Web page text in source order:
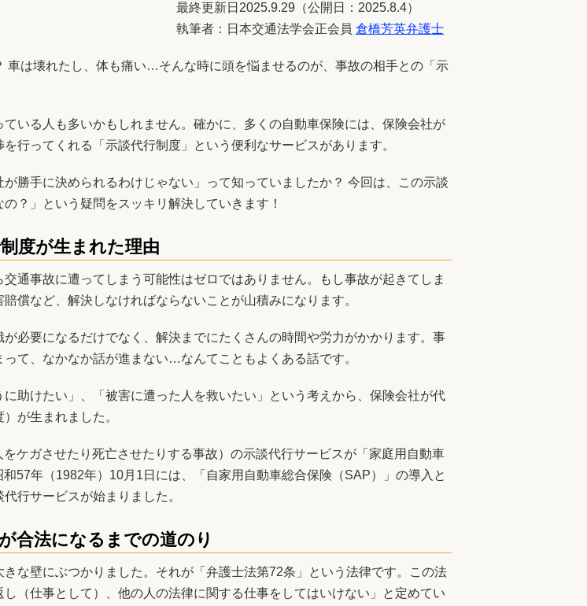
最終更新日2025.9.29（公開日：2025.8.4）
執筆者：日本交通法学会正会員 倉橋芳英弁護士
は壊れたし、体も痛い…そんな時に頭を悩ませるのが、事故の相手との「示
いる人も多いかもしれません。確かに、多くの自動車保険には、保険会社が
行ってくれる「示談代行制度」という便利なサービスがあります。
勝手に決められるわけじゃない」って知っていましたか？ 今回は、この示談
？」という疑問をスッキリ解決していきます！
度が生まれた理由
通事故に遭ってしまう可能性はゼロではありません。もし事故が起きてしま
償など、解決しなければならないことが山積みになります。
必要になるだけでなく、解決までにたくさんの時間や労力がかかります。事
て、なかなか話が進まない…なんてこともよくある話です。
助けたい」、「被害に遭った人を救いたい」という考えから、保険会社が代
が生まれました。
ケガさせたり死亡させたりする事故）の示談代行サービスが「家庭用自動車
57年（1982年）10月1日には、「自家用自動車総合保険（SAP）」の導入と
行サービスが始まりました。
合法になるまでの道のり
な壁にぶつかりました。それが「弁護士法第72条」という法律です。この法
（仕事として）、他の人の法律に関する仕事をしてはいけない」と定めてい